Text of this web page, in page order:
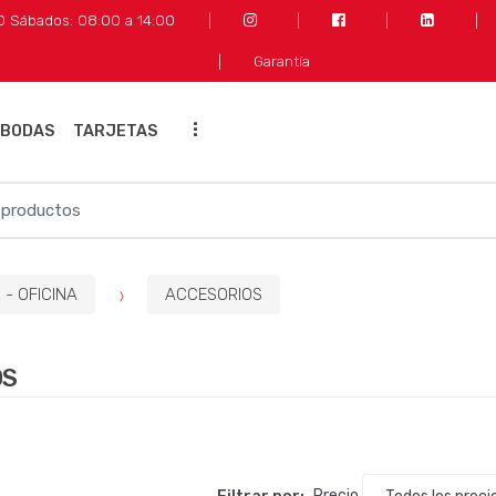
Sábados: 08:00 a 14:00
Garantía
TARJETAS ...
- OFICINA ACCESORIOS